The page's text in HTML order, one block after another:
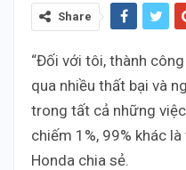
Share
“Đối với tôi, thành
qua nhiều thất bại và
trong tất cả những
chiếm 1%, 99% khác
Honda chia sẻ.